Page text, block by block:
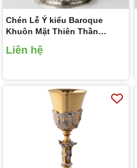
Chén Lễ Ý kiểu Baroque
Khuôn Mặt Thiên Thần
Liên hệ